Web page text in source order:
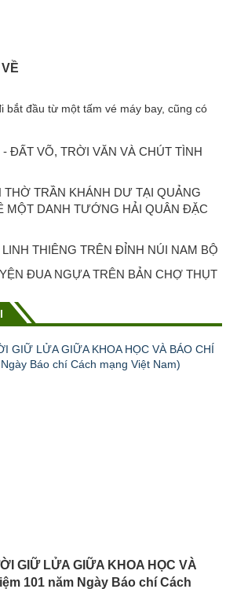
đầu từ một tấm vé máy bay, cũng có
ĐẤT VÕ, TRỜI VĂN VÀ CHÚT TÌNH
TRẦN KHÁNH DƯ TẠI QUẢNG
MỘT DANH TƯỚNG HẢI QUÂN ĐẶC
THIÊNG TRÊN ĐỈNH NÚI NAM BỘ
ĐUA NGỰA TRÊN BẢN CHỢ THỤT
GIỮ LỬA GIỮA KHOA HỌC VÀ
101 năm Ngày Báo chí Cách